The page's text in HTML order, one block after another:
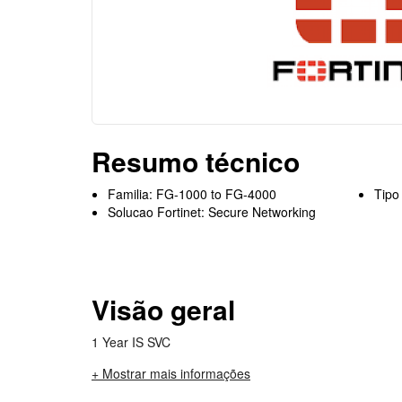
Resumo técnico
Familia: FG-1000 to FG-4000
Solucao Fortinet: Secure Networking
Visão geral
1 Year IS SVC
+ Mostrar mais informações